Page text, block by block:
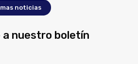
noticias
nuestro boletín